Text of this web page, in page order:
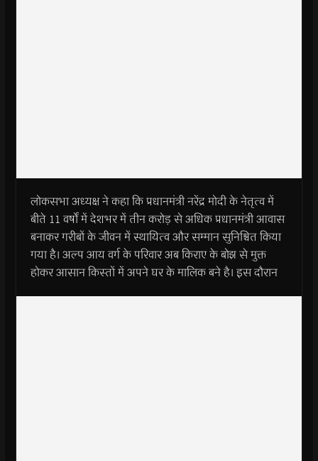
लोकसभा अध्यक्ष ने कहा कि प्रधानमंत्री नरेंद्र मोदी के नेतृत्व में
बीते 11 वर्षों में देशभर में तीन करोड़ से अधिक प्रधानमंत्री आवास
बनाकर गरीबों के जीवन में स्थायित्व और सम्मान सुनिश्चित किया
गया है। अल्प आय वर्ग के परिवार अब किराए के बोझ से मुक्त
होकर आसान किस्तों में अपने घर के मालिक बने है। इस दौरान